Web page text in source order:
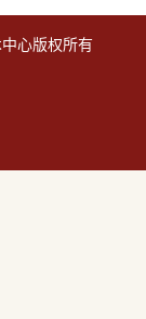
心版权所有